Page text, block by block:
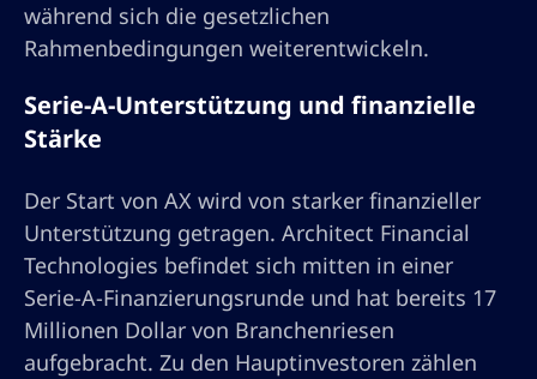
während sich die gesetzlichen
Rahmenbedingungen weiterentwickeln.
Serie-A-Unterstützung und finanzielle
Stärke
Der Start von AX wird von starker finanzieller
Unterstützung getragen. Architect Financial
Technologies befindet sich mitten in einer
Serie-A-Finanzierungsrunde und hat bereits 17
Millionen Dollar von Branchenriesen
aufgebracht. Zu den Hauptinvestoren zählen